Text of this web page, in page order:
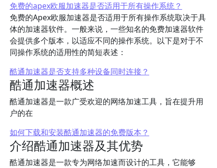
免费的apex欧服加速器是否适用于所有操作系统？
免费的Apex欧服加速器是否适用于所有操作系统取决于具
体的加速器软件。一般来说，一些知名的免费加速器软件
会提供多个版本，以适应不同的操作系统。以下是对于不
同操作系统的适用性的简短表述：
酷通加速器是否支持多种设备同时连接？
酷通加速器概述
酷通加速器是一款广受欢迎的网络加速工具，旨在提升用
户的在
如何下载和安装酷通加速器的免费版本？
介绍酷通加速器及其优势
酷通加速器是一款专为网络加速而设计的工具，它能够